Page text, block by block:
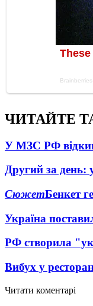
ЧИТАЙТЕ
У МЗС РФ
Другий за день:
СюжетБенкет
Україна
РФ створила
Вибух у
Читати коментарі